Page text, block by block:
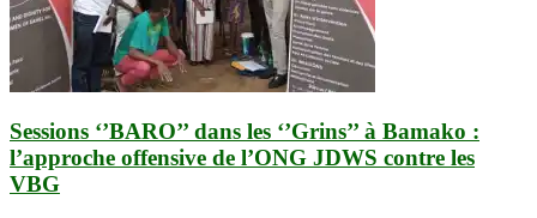
Sessions ‘’BARO’’ dans les ‘’Grins’’ à Bamako :
l’approche offensive de l’ONG JDWS contre les
VBG